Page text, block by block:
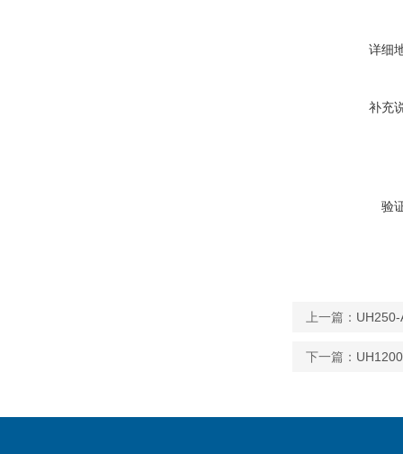
详细
补充
验
上一篇：
下一篇：